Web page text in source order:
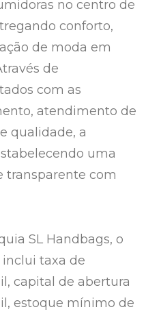
no centro de
conforto,
de moda em
de
com as
atendimento de
qualidade, a
uma
transparente com
SL Handbags, o
taxa de
capital de abertura
estoque mínimo de